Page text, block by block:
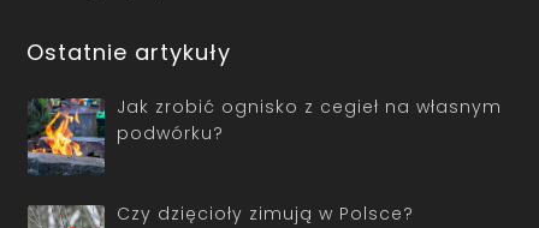
Ostatnie artykuły
Jak zrobić ognisko z cegieł na własnym
podwórku?
Czy dzięcioły zimują w Polsce?